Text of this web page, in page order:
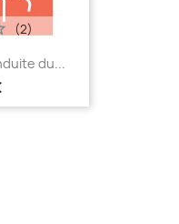
du...
(2)